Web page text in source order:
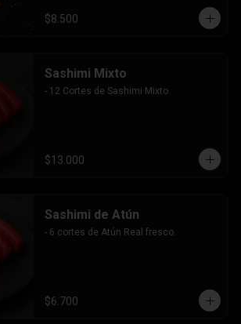
$8.500
Sashimi Mixto
- 12 Cortes de Sashimi Mixto.
$13.000
Sashimi de Atún
- 6 cortes de Atún Real fresco.
$6.700